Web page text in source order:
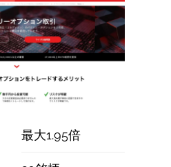
最大1.95倍